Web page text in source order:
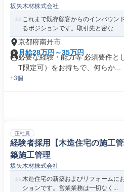
坂矢木材株式会社
これまで既存顧客からのインバウン
るポジションです。取引先と密な...
京都府南丹市
月給28万円～35万円
必要な経験・能力等 必須要件と
T限定可）をお持ちで、何らか...
+3個
正社員
経験者採用【木造住宅の施工
築施工管理
坂矢木材株式会社
木造住宅の新築およびリフォームに
ションです。営業業務は一切なく...